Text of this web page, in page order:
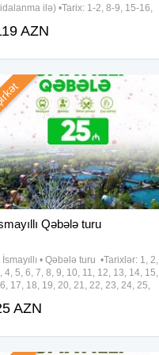
ilə) •Tarix: 1-2, 8-9, 15-16,
• Komfortlu nəqliyyat • 1 gecə
AZN
Qəbələ turu
İsmayıllı • Qəbələ turu •Tarixlər: 1, 2,
4, 5, 6, 7, 8, 9, 10, 11, 12, 13, 14, 15,
17, 18, 19, 20, 21, 22, 23, 24, 25,
Ekonom paket - 25 azn • Standart
AZN